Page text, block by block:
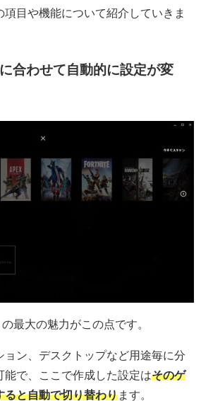
目や機能について紹介していきま
合わせて自動的に設定が変
最大の魅力がこの点です。
ョン、デスクトップなど用途毎に分
能で、ここで作成した設定はそのゲ
ると自動で切り替わります。